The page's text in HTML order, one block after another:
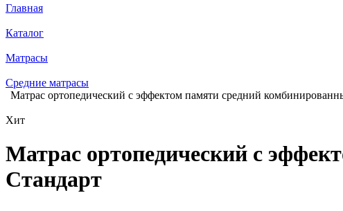
Главная
Каталог
Матрасы
Средние матрасы
Матрас ортопедический с эффектом памяти средний
Хит
Матрас ортопедический с
Стандарт